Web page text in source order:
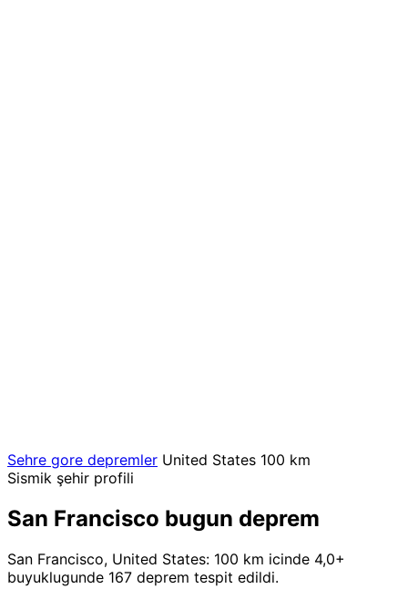
Sehre gore depremler United States 100 km
Sismik şehir profili
San Francisco bugun deprem
San Francisco, United States: 100 km icinde 4,0+
buyuklugunde 167 deprem tespit edildi.